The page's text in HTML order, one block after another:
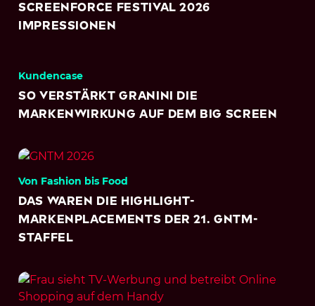
Screenforce Festival 2026
Impressionen
Kundencase
So verstärkt granini die
Markenwirkung auf dem Big Screen
Von Fashion bis Food
Das waren die Highlight-
Markenplacements der 21. GNTM-
Staffel